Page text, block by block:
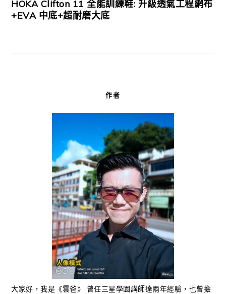
HOKA Clifton 11 全能訓練鞋: 升級透氣工程網布
+EVA 中底+超耐磨大底
作者
大家好，我是《雲爸》 曾任三星學園講師達兩年經驗，也曾擔